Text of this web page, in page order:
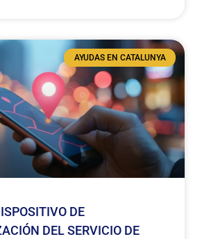
AYUDAS EN CATALUNYA
DE
DEL SERVICIO DE